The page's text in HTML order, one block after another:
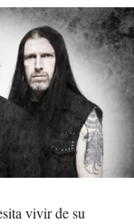
vivir de su